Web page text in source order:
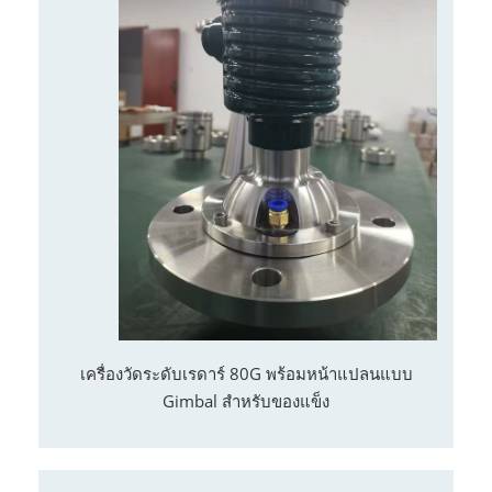
เครื่องวัดระดับเรดาร์ 80G พร้อมหน้าแปลนแบบ
Gimbal สำหรับของแข็ง